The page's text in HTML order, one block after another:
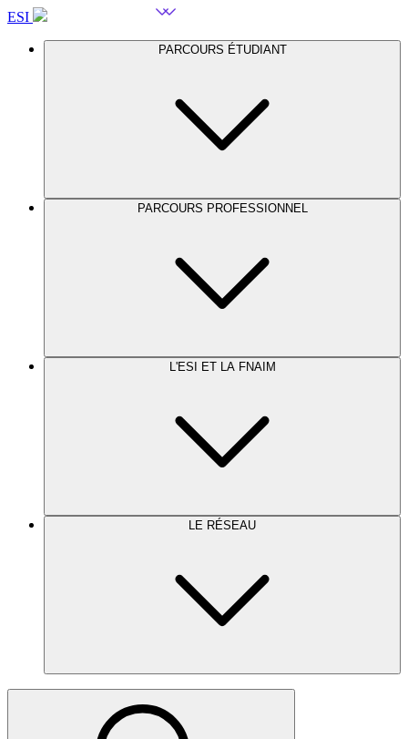
ESI
PARCOURS ÉTUDIANT
PARCOURS PROFESSIONNEL